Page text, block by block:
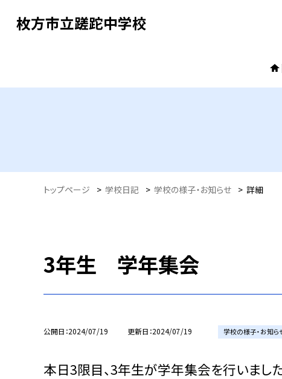
枚方市立蹉跎中学校
トップページ > 学校日記 > 学校の様子・お知らせ > 詳細
3年生 学年集会
公開日 2024/07/19 更新日 2024/07/19 学校の様子・お知ら
本日3限目、3年生が学年集会を行いまし